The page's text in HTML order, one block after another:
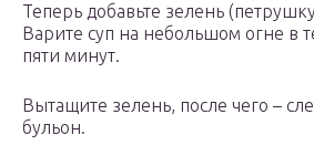
Теперь добавьте зелень
Варите суп на небольшом огне в
пяти минут.
Вытащите зелень, после чего –
бульон.